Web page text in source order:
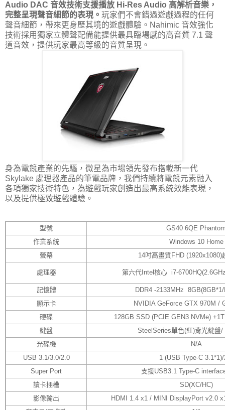
Audio DAC 音效技術支援播放 Hi-Res Audio 高解析音樂，
完整呈現聲音細節的表現。 玩家們不會錯過遊戲過程的任何
聲音細節，帶來更身歷其境的遊戲體驗。Nahimic 音效強化
技術採用獨家立體聲配備能提供最具臨場感的高音質 7.1 聲
道音效，提供玩家最高等級的音質呈現。
身為電競產業的先驅，微星為市場領先發布搭載新一代
Skylake 處理器產品的筆電品牌，我們持續將電競元素融入
各項獨家技術特色，為遊戲玩家創造出最高系統效能表現，
以及提供極致遊戲體驗。
型號
GS40 6QE
作業系統
Windows 10 Home
螢幕
14吋高畫質FHD (1920x1080)
處理器 第六代Intel核心 i7-
記憶體
DDR4 -2133MHz
顯示卡
NVIDIA GeForce GTX 970M /
硬碟
128GB SSD (PCIE GEN3 NVMe)
鍵盤
SteelSeries單色(紅)背光鍵盤/
光碟機
N/A
USB 3.1/3.0/2.0
1 (USB Type-C
Super Port
支援USB3.1 Type-C
讀卡插槽
SD(XC/HC)
影像輸出
HDMI 1.4 x1 / MINI DisplayPort v2.0